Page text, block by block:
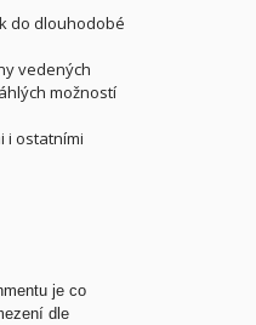
do dlouhodobé
vedených
možností
i ostatními
je co
dle